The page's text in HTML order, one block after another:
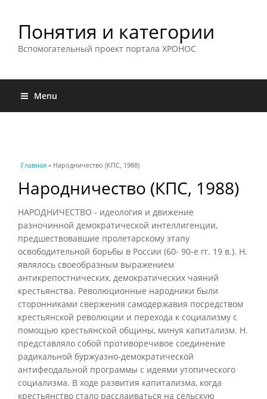
Понятия и категории
Вспомогательный проект портала ХРОНОС
Menu
Вы здесь
Главная » Народничество (КПС, 1988)
Народничество (КПС, 1988)
НАРОДНИЧЕСТВО - идеология и движение
разночинной демократической интеллигенции,
предшествовавшие пролетарскому этапу
освободительной борьбы в России (60- 90-е гг. 19 в.). Н.
являлось своеобразным выражением
антикрепостнических, демократических чаяний
крестьянства. Революционные народники были
сторонниками свержения самодержавия посредством
крестьянской революции и перехода к социализму с
помощью крестьянской общины, минуя капитализм. Н.
представляло собой противоречивое соединение
радикальной буржуазно-демократической
антифеодальной программы с идеями утопического
социализма. В ходе развития капитализма, когда
крестьянство стало расслаиваться на сельскую